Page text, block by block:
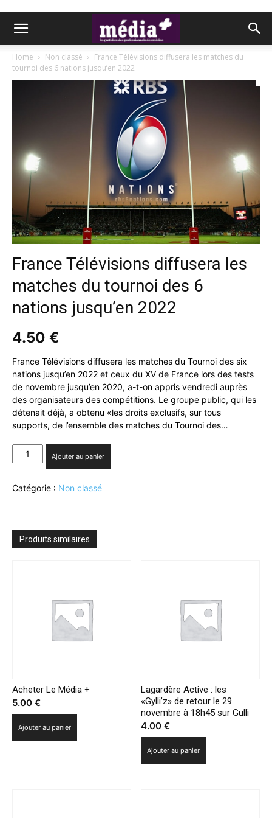
Home Non classé
France Télévisions diffusera les matches du
tournoi des 6 nations jusqu’en 2022
France Télévisions diffusera les
matches du tournoi des 6
nations jusqu’en 2022
4.50 €
France Télévisions diffusera les matches du Tournoi des six
nations jusqu’en 2022 et ceux du XV de France lors des tests
de novembre jusqu’en 2020, a-t-on appris vendredi auprès
des organisateurs des compétitions. Le groupe public, qui les
détenait déjà, a obtenu «les droits exclusifs, sur tous
supports, de l’ensemble des matches du Tournoi des…
quantité
de
Télévisions
matches
du
Ajouter au panier
Catégorie : Non classé
Produits similaires
Acheter Le Média +
5.00 €
Ajouter au panier
Lagardère Active : les
«Gylli’z» de retour le 29
novembre à 18h45 sur Gulli
4.00€
Ajouter au panier